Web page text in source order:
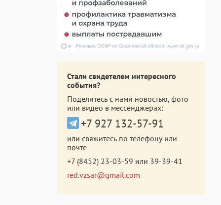
Стали свидетелем интересного
события?
Поделитесь с нами новостью, фото
или видео в мессенджерах:
+7 927 132-57-91
или свяжитесь по телефону или
почте
+7 (8452) 23-03-59 или 39-39-41
red.vzsar@gmail.com